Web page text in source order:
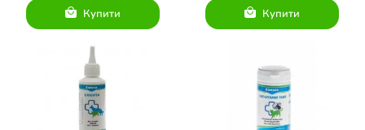
Купити Купити